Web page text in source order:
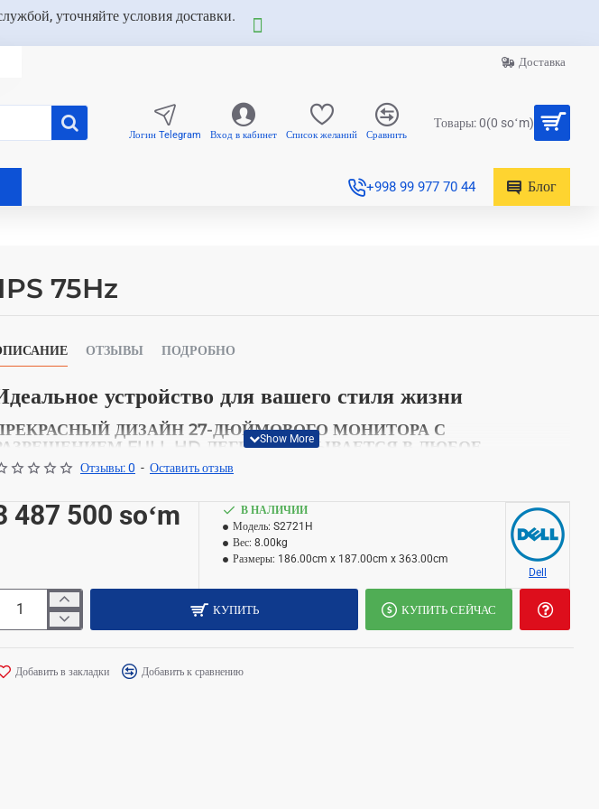
уточняйте условия доставки.
Доставка
Логин Telegram Вход в кабинет Список желаний Сравнить
Товары: 0(0 soʻm)
+998 99 977 70 44 Блог
75Hz
ОТЗЫВЫ ПОДРОБНО
устройство для вашего стиля жизни
ДИЗАЙН 27-ДЮЙМОВОГО МОНИТОРА С
FULL HD ЛЕГКО ВПИСЫВАЕТСЯ В ЛЮБОЕ
И ВАШ ПОВСЕДНЕВНЫЙ ОБРАЗ ЖИЗНИ.
Отзывы: 0 - Оставить отзыв
487 500 soʻm
В НАЛИЧИИ
Модель: S2721H
Вес: 8.00kg
Размеры: 186.00cm x 187.00cm x 363.00cm
Dell
КУПИТЬ КУПИТЬ СЕЙЧАС
Добавить в закладки Добавить к сравнению